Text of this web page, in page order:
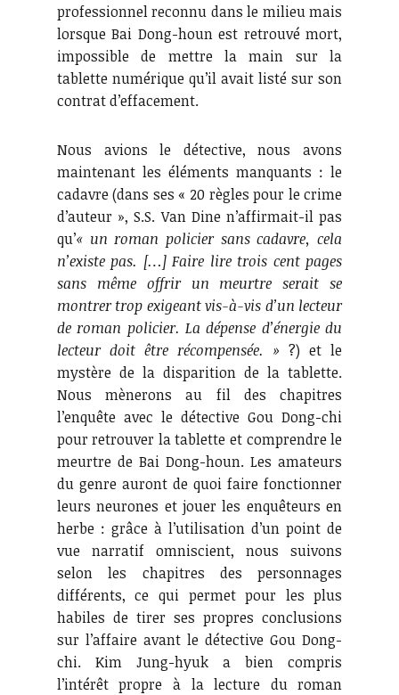
professionnel reconnu dans le milieu mais
lorsque Bai Dong-houn est retrouvé mort,
impossible de mettre la main sur la
tablette numérique qu’il avait listé sur son
contrat d’effacement.
Nous avions le détective, nous avons
maintenant les éléments manquants : le
cadavre (dans ses « 20 règles pour le crime
d’auteur », S.S. Van Dine n’affirmait-il pas
qu’« un roman policier sans cadavre, cela
n’existe pas. […] Faire lire trois cent pages
sans même offrir un meurtre serait se
montrer trop exigeant vis-à-vis d’un lecteur
de roman policier. La dépense d’énergie du
lecteur doit être récompensée. » ?) et le
mystère de la disparition de la tablette.
Nous mènerons au fil des chapitres
l’enquête avec le détective Gou Dong-chi
pour retrouver la tablette et comprendre le
meurtre de Bai Dong-houn. Les amateurs
du genre auront de quoi faire fonctionner
leurs neurones et jouer les enquêteurs en
herbe : grâce à l’utilisation d’un point de
vue narratif omniscient, nous suivons
selon les chapitres des personnages
différents, ce qui permet pour les plus
habiles de tirer ses propres conclusions
sur l’affaire avant le détective Gou Dong-
chi. Kim Jung-hyuk a bien compris
l’intérêt propre à la lecture du roman